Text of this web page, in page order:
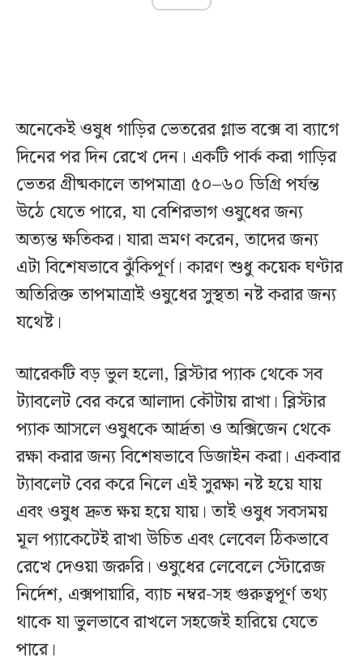
অনেকেই ওষুধ গাড়ির ভেতরের গ্লাভ বক্সে বা ব্যাগে
দিনের পর দিন রেখে দেন। একটি পার্ক করা গাড়ির
ভেতর গ্রীষ্মকালে তাপমাত্রা ৫০–৬০ ডিগ্রি পর্যন্ত
উঠে যেতে পারে, যা বেশিরভাগ ওষুধের জন্য
অত্যন্ত ক্ষতিকর। যারা ভ্রমণ করেন, তাদের জন্য
এটা বিশেষভাবে ঝুঁকিপূর্ণ। কারণ শুধু কয়েক ঘণ্টার
অতিরিক্ত তাপমাত্রাই ওষুধের সুস্থতা নষ্ট করার জন্য
যথেষ্ট।
আরেকটি বড় ভুল হলো, ব্লিস্টার প্যাক থেকে সব
ট্যাবলেট বের করে আলাদা কৌটায় রাখা। ব্লিস্টার
প্যাক আসলে ওষুধকে আর্দ্রতা ও অক্সিজেন থেকে
রক্ষা করার জন্য বিশেষভাবে ডিজাইন করা। একবার
ট্যাবলেট বের করে নিলে এই সুরক্ষা নষ্ট হয়ে যায়
এবং ওষুধ দ্রুত ক্ষয় হয়ে যায়। তাই ওষুধ সবসময়
মূল প্যাকেটেই রাখা উচিত এবং লেবেল ঠিকভাবে
রেখে দেওয়া জরুরি। ওষুধের লেবেলে স্টোরেজ
নির্দেশ, এক্সপায়ারি, ব্যাচ নম্বর-সহ গুরুত্বপূর্ণ তথ্য
থাকে যা ভুলভাবে রাখলে সহজেই হারিয়ে যেতে
পারে।